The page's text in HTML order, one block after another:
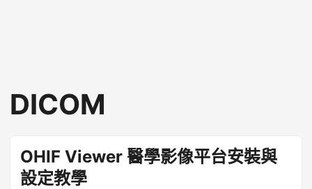
DICOM
OHIF Viewer 醫學影像平台安裝與
設定教學